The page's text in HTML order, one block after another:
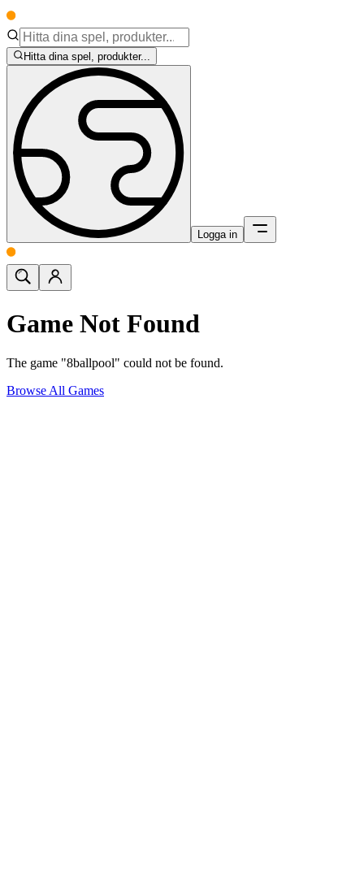
Hitta dina spel, produkter...
Logga in
Game Not Found
The game "8ballpool" could not be found.
Browse All Games